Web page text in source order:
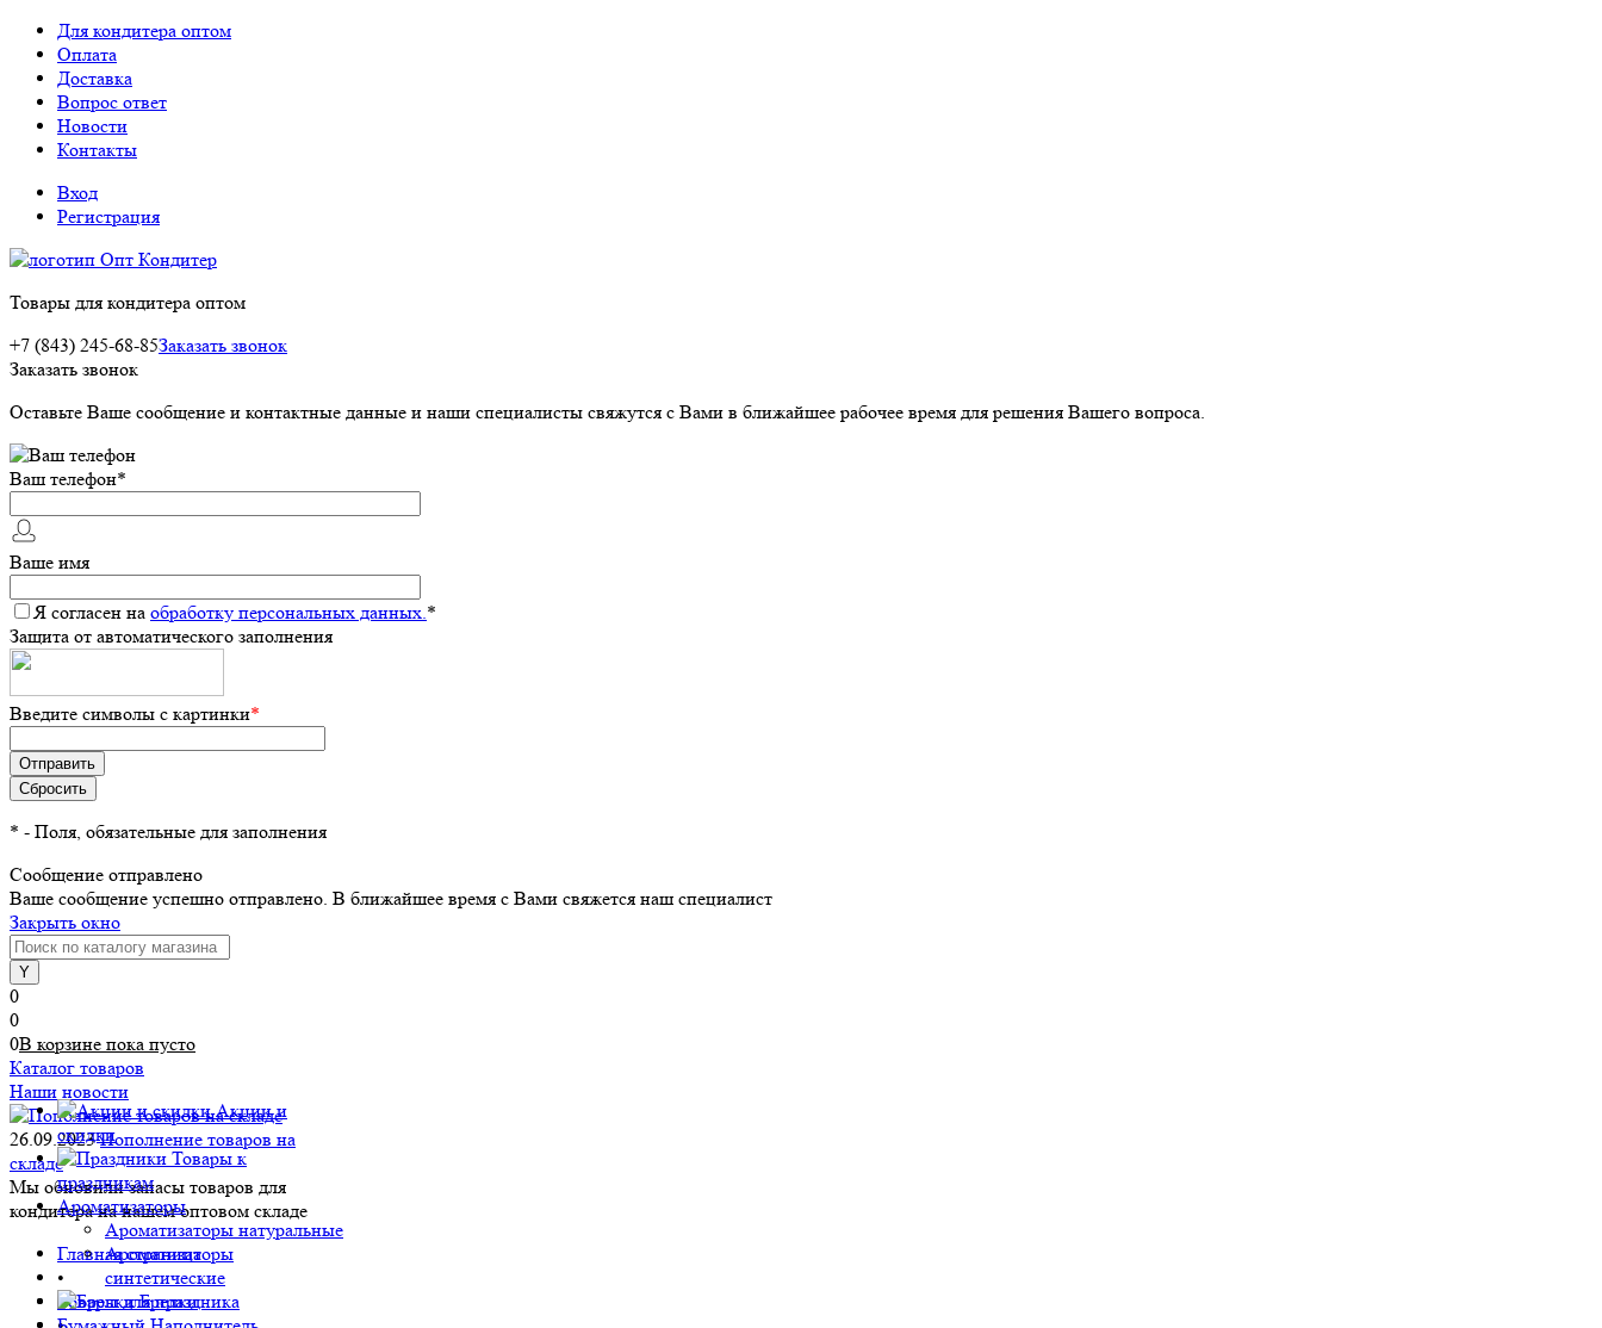
Для кондитера оптом
Оплата
Доставка
Вопрос ответ
Новости
Контакты
Вход
Регистрация
Товары для кондитера оптом
+7 (843) 245-68-85Заказать звонок
Заказать звонок
Оставьте Ваше сообщение и контактные данные и наши специалисты свяжутся с Вами в ближайшее рабочее время для решения Вашего вопроса.
Ваш телефон*
Ваше имя
Я согласен на обработку персональных данных.*
Защита от автоматического заполнения
Введите символы с картинки*
* - Поля, обязательные для заполнения
Сообщение отправлено
Ваше сообщение успешно отправлено. В ближайшее время с Вами свяжется наш специалист
Закрыть окно
0
0
0В корзине пока пусто
Каталог товаров
Акции и
скидки
Товары к
праздникам
Ароматизаторы
Ароматизаторы натуральные
Ароматизаторы
синтетические
Брелки
Наши новости
26.09.2023 Пополнение товаров на
складе
Мы обновили запасы товаров для
кондитера на нашем оптовом складе
Главная страница
•
Товары для праздника